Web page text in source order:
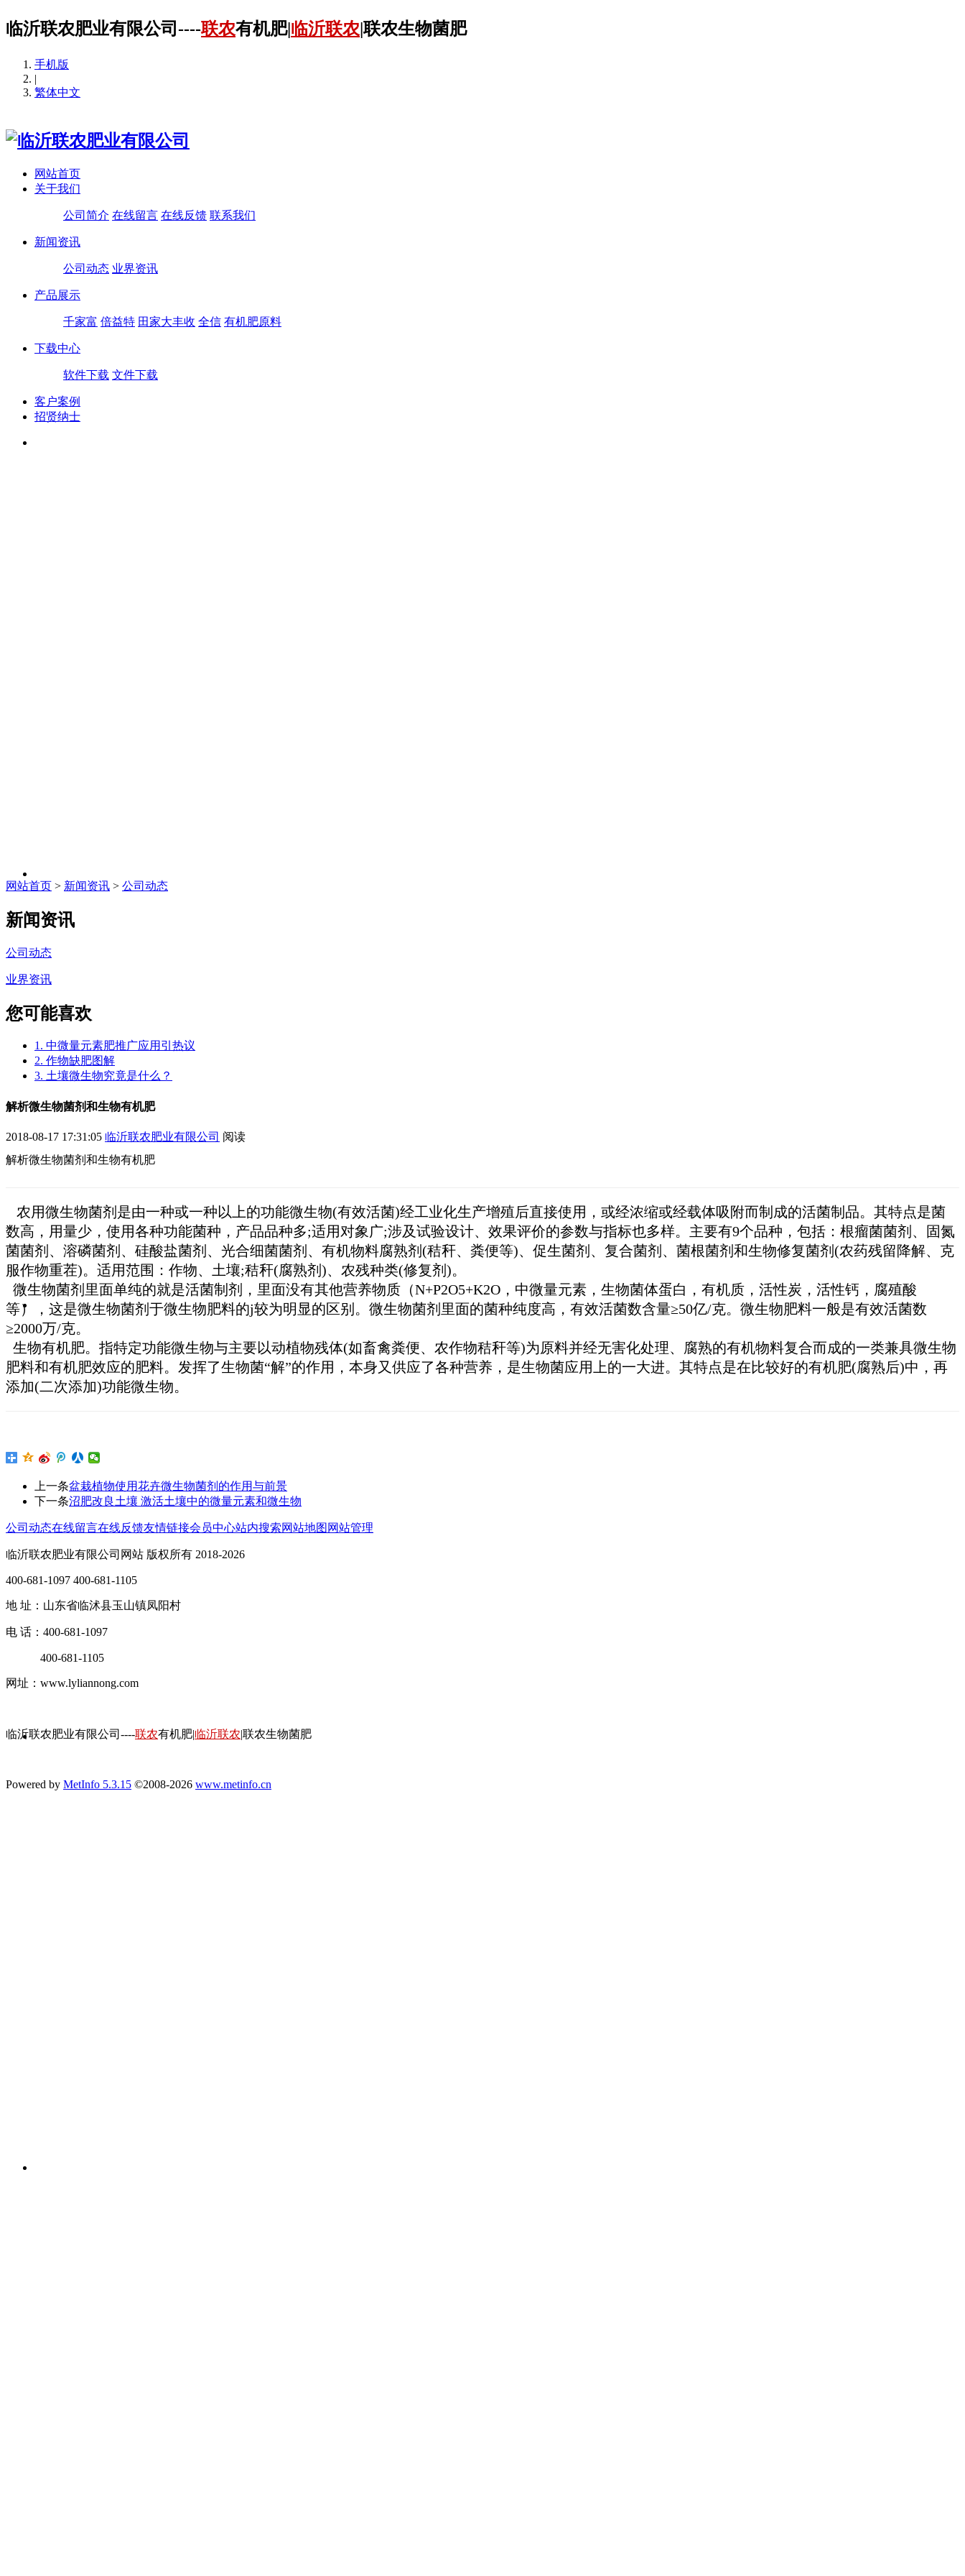
临沂联农肥业有限公司----联农有机肥|临沂联农|联农生物菌肥
手机版
|
繁体中文
网站首页
关于我们
公司简介 在线留言 在线反馈 联系我们
新闻资讯
公司动态 业界资讯
产品展示
千家富 倍益特 田家大丰收 全信 有机肥原料
下载中心
软件下载 文件下载
客户案例
招贤纳士
网站首页 > 新闻资讯 > 公司动态
新闻资讯
公司动态
业界资讯
您可能喜欢
1. 中微量元素肥推广应用引热议
2. 作物缺肥图解
3. 土壤微生物究竟是什么？
解析微生物菌剂和生物有机肥
2018-08-17 17:31:05 临沂联农肥业有限公司 阅读
解析微生物菌剂和生物有机肥
农用微生物菌剂是由一种或一种以上的功能微生物(有效活菌)经工业化生产增殖后直接使用，或经浓缩或经载体吸附而制成的活菌制品。其特点是菌
数高，用量少，使用各种功能菌种，产品品种多;适用对象广;涉及试验设计、效果评价的参数与指标也多样。主要有9个品种，包括：根瘤菌菌剂、固氮
菌菌剂、溶磷菌剂、硅酸盐菌剂、光合细菌菌剂、有机物料腐熟剂(秸秆、粪便等)、促生菌剂、复合菌剂、菌根菌剂和生物修复菌剂(农药残留降解、克
服作物重茬)。适用范围：作物、土壤;秸秆(腐熟剂)、农残种类(修复剂)。
微生物菌剂里面单纯的就是活菌制剂，里面没有其他营养物质（N+P2O5+K2O，中微量元素，生物菌体蛋白，有机质，活性炭，活性钙，腐殖酸
等），这是微生物菌剂于微生物肥料的j较为明显的区别。微生物菌剂里面的菌种纯度高，有效活菌数含量≥50亿/克。微生物肥料一般是有效活菌数
≥2000万/克。
生物有机肥。指特定功能微生物与主要以动植物残体(如畜禽粪便、农作物秸秆等)为原料并经无害化处理、腐熟的有机物料复合而成的一类兼具微生物
肥料和有机肥效应的肥料。发挥了生物菌“解”的作用，本身又供应了各种营养，是生物菌应用上的一大进。其特点是在比较好的有机肥(腐熟后)中，再
添加(二次添加)功能微生物。
上一条盆栽植物使用花卉微生物菌剂的作用与前景
下一条沼肥改良土壤 激活土壤中的微量元素和微生物
公司动态在线留言在线反馈友情链接会员中心站内搜索网站地图 网站管理
临沂联农肥业有限公司网站 版权所有 2018-2026
400-681-1097 400-681-1105
地 址：山东省临沭县玉山镇凤阳村
电 话：400-681-1097
400-681-1105
网址：www.lyliannong.com
临沂联农肥业有限公司----联农有机肥|临沂联农|联农生物菌肥
Powered by MetInfo 5.3.15 ©2008-2026 www.metinfo.cn